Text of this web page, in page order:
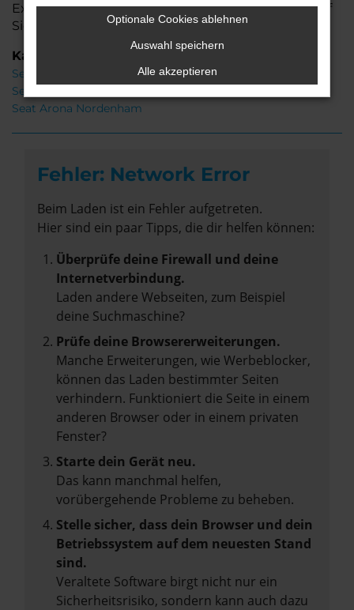
Expertenteam beraten – der Seat Arona wartet auf
Sie!
Kategorie
Seat Arona Gebrauchtwagen Nordenham
Seat Arona Neuwagen Nordenham
Seat Arona Nordenham
Fehler: Network Error
Beim Laden ist ein Fehler aufgetreten.
Hier sind ein paar Tipps, die dir helfen können:
Überprüfe deine Firewall und deine
Internetverbindung.
Laden andere Webseiten, zum Beispiel
deine Suchmaschine?
Prüfe deine Browsererweiterungen.
Manche Erweiterungen, wie Werbeblocker,
können das Laden bestimmter Seiten
verhindern. Funktioniert die Seite in einem
anderen Browser oder in einem privaten
Fenster?
Starte dein Gerät neu.
Das kann manchmal helfen,
vorübergehende Probleme zu beheben.
Stelle sicher, dass dein Browser und dein
Betriebssystem auf dem neuesten Stand
sind.
Veraltete Software birgt nicht nur ein
Sicherheitsrisiko, sondern kann auch dazu
Optionale Cookies ablehnen
Auswahl speichern
Alle akzeptieren